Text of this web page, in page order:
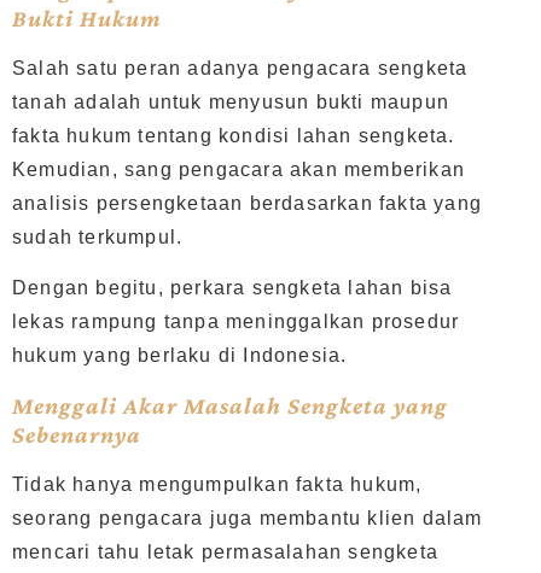
Bukti Hukum
Salah satu peran adanya pengacara sengketa
tanah adalah untuk menyusun bukti maupun
fakta hukum tentang kondisi lahan sengketa.
Kemudian, sang pengacara akan memberikan
analisis persengketaan berdasarkan fakta yang
sudah terkumpul.
Dengan begitu, perkara sengketa lahan bisa
lekas rampung tanpa meninggalkan prosedur
hukum yang berlaku di Indonesia.
Menggali Akar Masalah Sengketa yang
Sebenarnya
Tidak hanya mengumpulkan fakta hukum,
seorang pengacara juga membantu klien dalam
mencari tahu letak permasalahan sengketa